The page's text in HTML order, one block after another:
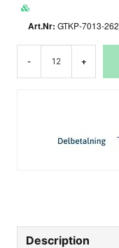
GTKP-7013-262
- +
Description